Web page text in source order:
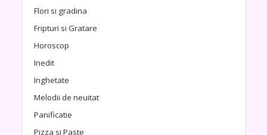
Flori si gradina
Fripturi si Gratare
Horoscop
Inedit
Inghetate
Melodii de neuitat
Panificatie
Pizza si Paste